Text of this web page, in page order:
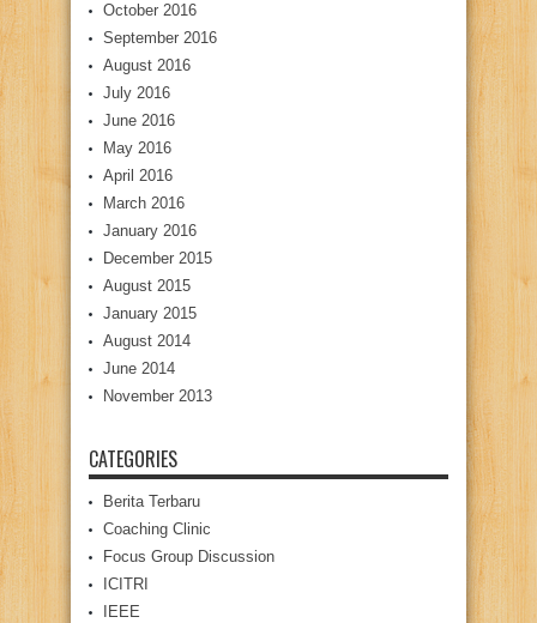
October 2016
September 2016
August 2016
July 2016
June 2016
May 2016
April 2016
March 2016
January 2016
December 2015
August 2015
January 2015
August 2014
June 2014
November 2013
CATEGORIES
Berita Terbaru
Coaching Clinic
Focus Group Discussion
ICITRI
IEEE